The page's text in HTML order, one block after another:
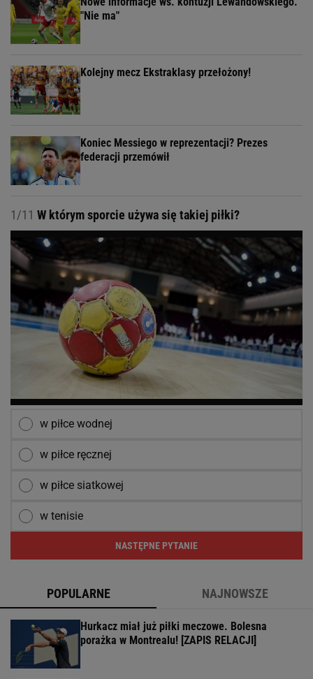
"Nie ma"
Kolejny mecz Ekstraklasy przełożony!
Koniec Messiego w reprezentacji? Prezes
federacji przemówił
1/11 W którym sporcie używa się takiej piłki?
w piłce wodnej
w piłce ręcznej
w piłce siatkowej
w tenisie
NASTĘPNE PYTANIE
POPULARNE NAJNOWSZE
Hurkacz miał już piłki meczowe. Bolesna
porażka w Montrealu! [ZAPIS RELACJI]